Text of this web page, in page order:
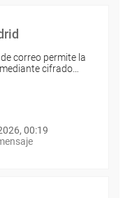
correo permite la
cifrado…
00:19